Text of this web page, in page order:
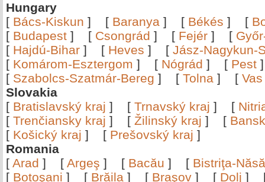
Hungary
[ Bács-Kiskun ] [ Baranya ] [ Békés ] [
[ Budapest ] [ Csongrád ] [ Fejér ] [
[ Hajdú-Bihar ] [ Heves ] [ Jász-Nagykun-
[ Komárom-Esztergom ] [ Nógrád ] [ Pest
[ Szabolcs-Szatmár-Bereg ] [ Tolna ] [ Vas
Slovakia
[ Bratislavský kraj ] [ Trnavský kraj ] [
[ Trenčiansky kraj ] [ Žilinský kraj ] [
[ Košický kraj ] [ Prešovský kraj ]
Romania
[ Arad ] [ Argeş ] [ Bacău ] [ Bistriţa-
[ Botoşani ] [ Brăila ] [ Braşov ] [ Dolj ]